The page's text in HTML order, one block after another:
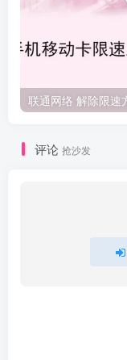
评论 抢沙发